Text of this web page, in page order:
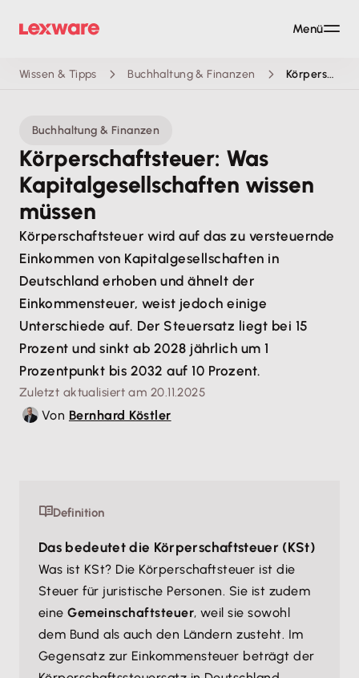
Wissen & Tipps Buchhaltung & Finanzen Körperschaftsteuer
Buchhaltung & Finanzen
Körperschaftsteuer: Was
Kapitalgesellschaften wissen
müssen
Körperschaftsteuer wird auf das zu versteuernde
Einkommen von Kapitalgesellschaften in
Deutschland erhoben und ähnelt der
Einkommensteuer, weist jedoch einige
Unterschiede auf. Der Steuersatz liegt bei 15
Prozent und sinkt ab 2028 jährlich um 1
Prozentpunkt bis 2032 auf 10 Prozent.
Zuletzt aktualisiert am 20.11.2025
Von Bernhard Köstler
Definition
Das bedeutet die Körperschaftsteuer (KSt)
Was ist KSt? Die Körperschaftsteuer ist die
Steuer für juristische Personen. Sie ist zudem
eineGemeinschaftsteuer, weil sie sowohl
dem Bund als auch den Ländern zusteht. Im
Gegensatz zur Einkommensteuer beträgt der
Menü